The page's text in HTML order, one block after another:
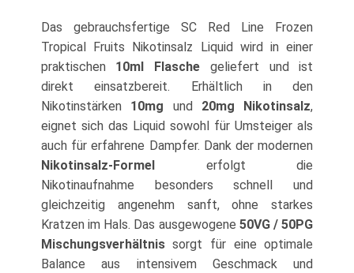
Das gebrauchsfertige SC Red Line Frozen
Tropical Fruits Nikotinsalz Liquid wird in einer
praktischen 10ml Flasche geliefert und ist
direkt einsatzbereit. Erhältlich in den
Nikotinstärken 10mg und 20mg Nikotinsalz,
eignet sich das Liquid sowohl für Umsteiger als
auch für erfahrene Dampfer. Dank der modernen
Nikotinsalz-Formelerfolgt die
Nikotinaufnahme besonders schnell und
gleichzeitig angenehm sanft, ohne starkes
Kratzen im Hals. Das ausgewogene 50VG / 50PG
Mischungsverhältnissorgt für eine optimale
Balance aus intensivem Geschmack und